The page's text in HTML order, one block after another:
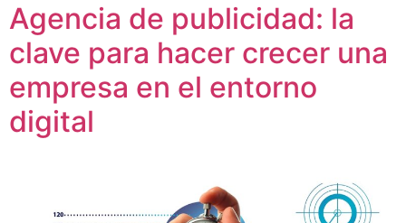
Agencia de publicidad: la
clave para hacer crecer una
empresa en el entorno
digital